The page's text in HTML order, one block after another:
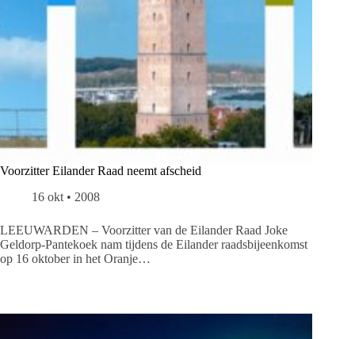
Voorzitter Eilander Raad neemt afscheid
16 okt • 2008
LEEUWARDEN – Voorzitter van de Eilander Raad Joke
Geldorp-Pantekoek nam tijdens de Eilander raadsbijeenkomst
op 16 oktober in het Oranje…